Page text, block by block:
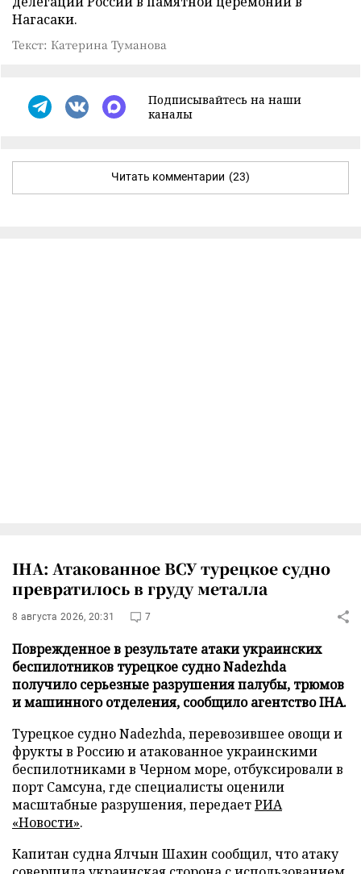
Нагасаки.
Текст: Катерина Туманова
Подписывайтесь на наши
каналы
Читать комментарии (23)
IHA: Атакованное ВСУ турецкое судно
превратилось в груду металла
8 августа 2026, 20:31 7
Поврежденное в результате атаки украинских
беспилотников турецкое судно Nadezhda
получило серьезные разрушения палубы, трюмов
и машинного отделения, сообщило агентство IHA.
Турецкое судно Nadezhda, перевозившее овощи и
фрукты в Россию и атакованное украинскими
беспилотниками в Черном море, отбуксировали в
порт Самсуна, где специалисты оценили
масштабные разрушения, передаетРИА
«Новости».
Капитан судна Ялчын Шахин сообщил, что атаку